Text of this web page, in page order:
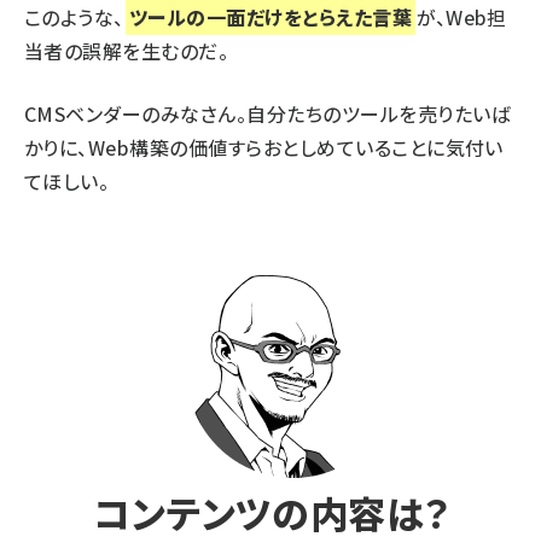
このような、 ツールの一面だけをとらえた言葉が、Web担
当者の誤解を生むのだ。
CMSベンダーのみなさん。自分たちのツールを売りたいば
かりに、Web構築の価値すらおとしめていることに気付い
てほしい。
コンテンツの内容は？